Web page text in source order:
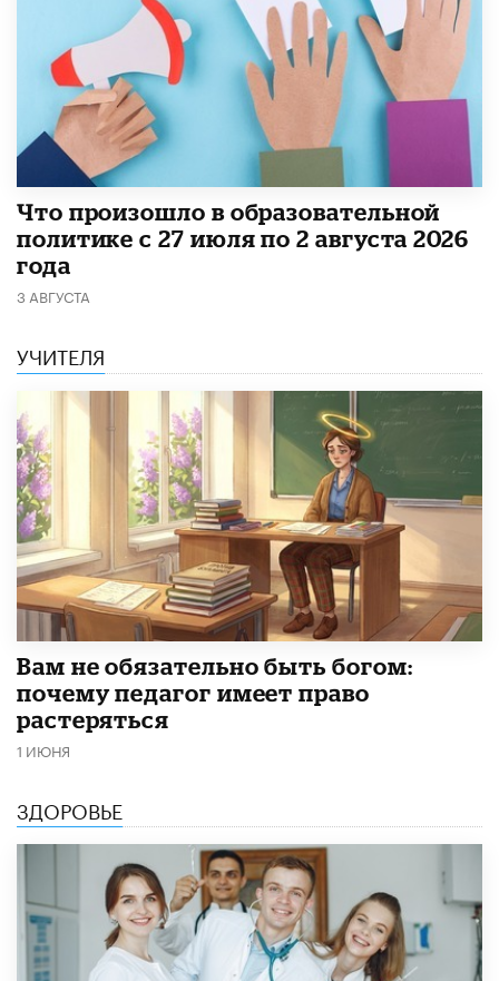
​Что произошло в образовательной
политике с 27 июля по 2 августа 2026
года
3 АВГУСТА
УЧИТЕЛЯ
​Вам не обязательно быть богом:
почему педагог имеет право
растеряться
1 ИЮНЯ
ЗДОРОВЬЕ